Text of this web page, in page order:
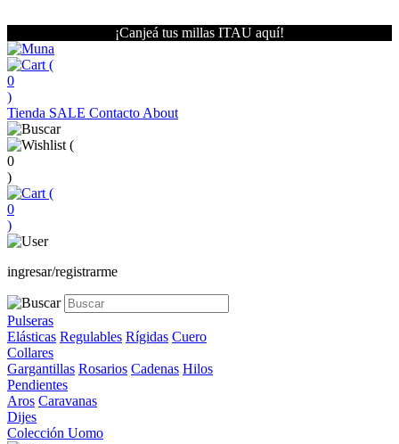
¡Canjeá tus millas ITAU aquí!
(
0
)
Tienda SALE Contacto About
(
0
)
(
0
)
ingresar/registrarme
Pulseras
Elásticas Regulables Rígidas Cuero
Collares
Gargantillas Rosarios Cadenas Hilos
Pendientes
Aros Caravanas
Dijes
Colección Uomo